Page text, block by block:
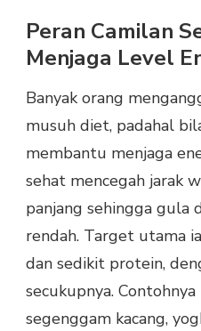
Peran Camilan
Menjaga Level
Banyak orang
musuh diet, padahal
membantu menjaga
sehat mencegah jarak
panjang sehingga
rendah. Target utama
dan sedikit protein,
secukupnya.
segenggam kacang,